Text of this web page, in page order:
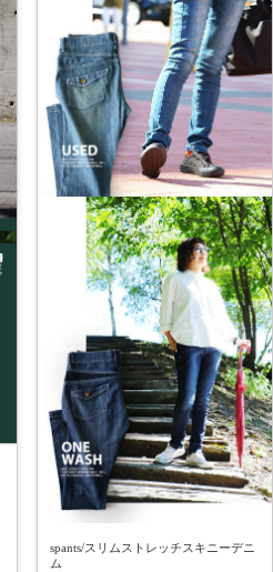
spants/スリムストレッチスキニーデニ
ム